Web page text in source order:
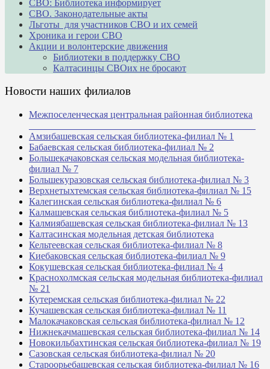
СВО: Библиотека информирует
СВО. Законодательные акты
Льготы для участников СВО и их семей
Хроника и герои СВО
Акции и волонтерские движения
Библиотеки в поддержку СВО
Калтасинцы СВОих не бросают
Новости наших филиалов
Межпоселенческая центральная районная библиотека
Амзибашевская сельская библиотека-филиал № 1
Бабаевская сельская библиотека-филиал № 2
Большекачаковская сельская модельная библиотека-
филиал № 7
Большекуразовская сельская библиотека-филиал № 3
Верхнетыхтемская сельская библиотека-филиал № 15
Калегинская сельская библиотека-филиал № 6
Калмашевская сельская библиотека-филиал № 5
Калмиябашевская сельская библиотека-филиал № 13
Калтасинская модельная детская библиотека
Кельтеевская сельская библиотека-филиал № 8
Киебаковская сельская библиотека-филиал № 9
Кокушевская сельская библиотека-филиал № 4
Краснохолмская сельская модельная библиотека-филиал
№ 21
Кутеремская сельская библиотека-филиал № 22
Кучашевская сельская библиотека-филиал № 11
Малокачаковская сельская библиотека-филиал № 12
Нижнекачмашевская сельская библиотека-филиал № 14
Новокильбахтинская сельская библиотека-филиал № 19
Сазовская сельская библиотека-филиал № 20
Староорьебашевская сельская библиотека-филиал № 16